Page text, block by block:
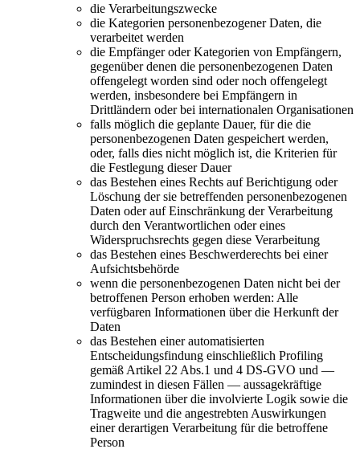
die Verarbeitungszwecke
die Kategorien personenbezogener Daten, die
verarbeitet werden
die Empfänger oder Kategorien von Empfängern,
gegenüber denen die personenbezogenen Daten
offengelegt worden sind oder noch offengelegt
werden, insbesondere bei Empfängern in
Drittländern oder bei internationalen Organisationen
falls möglich die geplante Dauer, für die die
personenbezogenen Daten gespeichert werden,
oder, falls dies nicht möglich ist, die Kriterien für
die Festlegung dieser Dauer
das Bestehen eines Rechts auf Berichtigung oder
Löschung der sie betreffenden personenbezogenen
Daten oder auf Einschränkung der Verarbeitung
durch den Verantwortlichen oder eines
Widerspruchsrechts gegen diese Verarbeitung
das Bestehen eines Beschwerderechts bei einer
Aufsichtsbehörde
wenn die personenbezogenen Daten nicht bei der
betroffenen Person erhoben werden: Alle
verfügbaren Informationen über die Herkunft der
Daten
das Bestehen einer automatisierten
Entscheidungsfindung einschließlich Profiling
gemäß Artikel 22 Abs.1 und 4 DS-GVO und —
zumindest in diesen Fällen — aussagekräftige
Informationen über die involvierte Logik sowie die
Tragweite und die angestrebten Auswirkungen
einer derartigen Verarbeitung für die betroffene
Person